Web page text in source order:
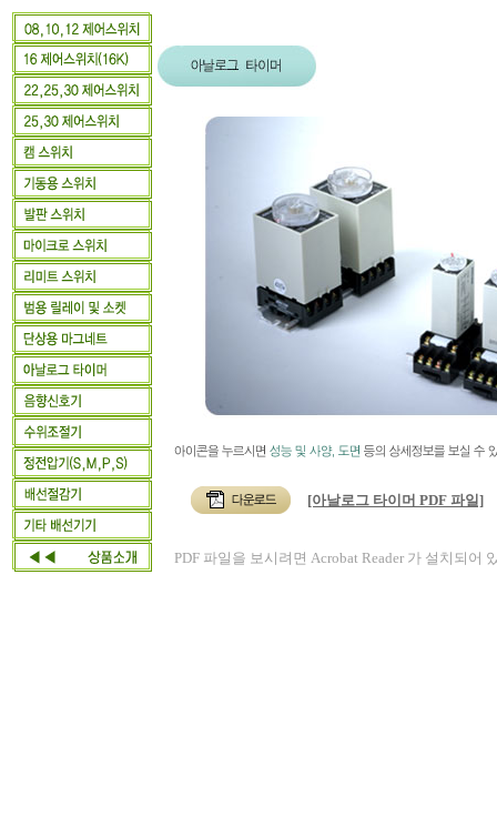
[아날로그 타이머 PDF 파일]
PDF 파일을 보시려면 Acrobat Reader 가 설치되어